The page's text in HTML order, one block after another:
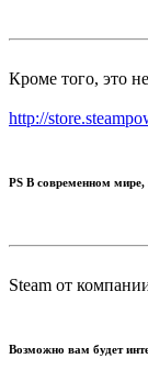
Кроме того, это
http://
PS В современном мире,
Steam от
Возможно вам будет